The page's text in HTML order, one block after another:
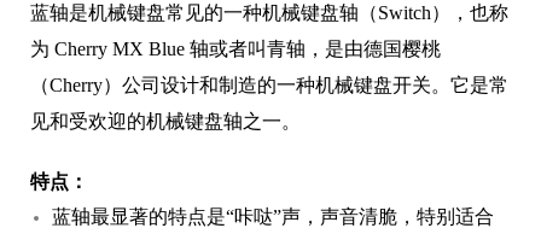
蓝轴是机械键盘常见的一种机械键盘轴（Switch），也称
为 Cherry MX Blue 轴或者叫青轴，是由德国樱桃
（Cherry）公司设计和制造的一种机械键盘开关。它是常
见和受欢迎的机械键盘轴之一。
特点：
蓝轴最显著的特点是“咔哒”声，声音清脆，特别适合